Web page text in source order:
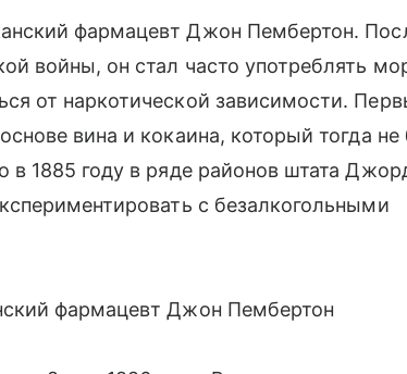
фармацевт Джон Пембертон.
войны, он стал часто употреблять
от наркотической зависимости.
вина и кокаина, который тогда
в 1885 году в ряде районов штата
с безалкогольными
фармацевт Джон Пембертон